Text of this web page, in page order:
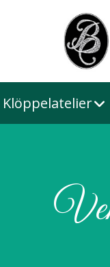
Klöppelatelier